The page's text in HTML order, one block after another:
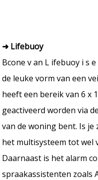
➜ Lifebuoy
Bcone v an L ifebuoy i s
de leuke vorm van een
heeft een bereik van 6 x
geactiveerd worden via
van de woning bent. Is
het multisysteem tot wel
Daarnaast is het alarm
spraakassistenten zoals